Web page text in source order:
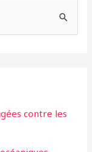
contre les